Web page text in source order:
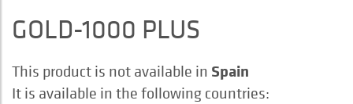
GOLD-1000 PLUS
This product is not available in Spain
It is available in the following countries: